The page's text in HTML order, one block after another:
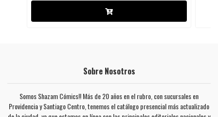
Sobre Nosotros
Somos Shazam Cómics!! Más de 20 años en el rubro, con sucursales en
Providencia y Santiago Centro, tenemos el catálogo presencial más actualizado